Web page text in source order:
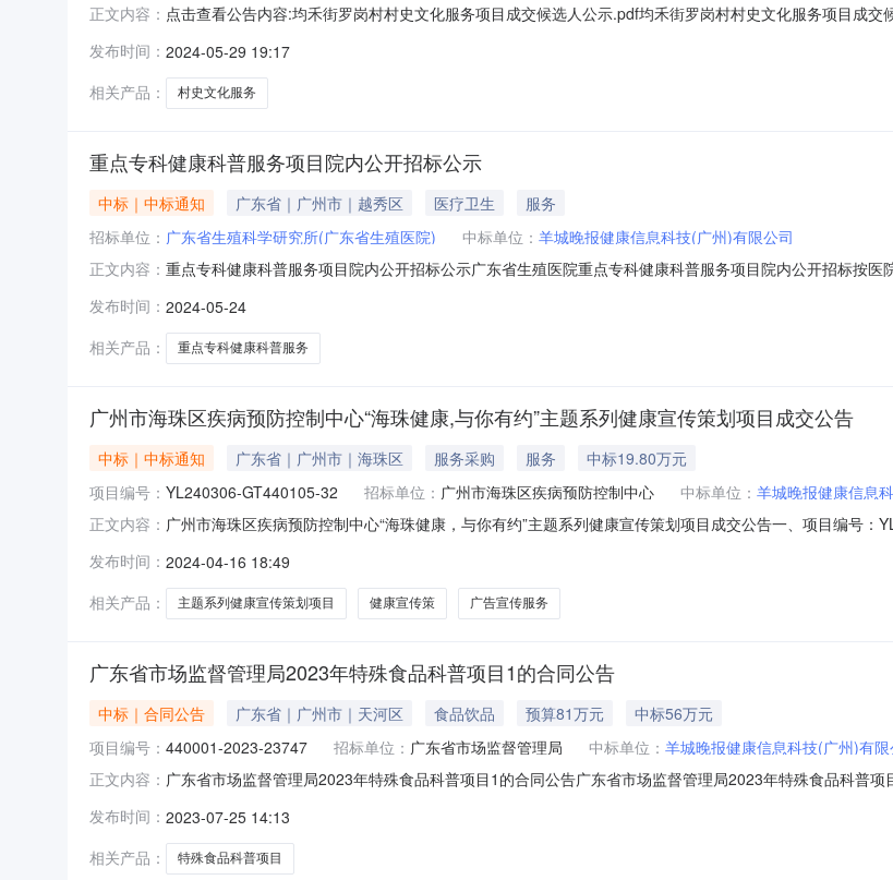
正文内容： 点击查看公告内容:均禾街罗岗村村史文化服务项目成交候选人公示.pdf均禾街罗岗村村史文化服务项目成
元，质量：合格，工期/交货期/服务期：489天；中标候选人第2名：广州唐王文化传播有限公司，投标报价
发布时间： 2024-05-29 19:17
相关产品：
村史文化服务
重点专科健康科普服务项目院内公开招标公示
中标｜中标通知 广东省｜广州市｜越秀区 医疗卫生
服务
招标单位： 广东省生殖科学研究所(广东省生殖医院) 中标单位： 羊城晚报健康信息科技(广州)有限公司
正文内容： 重点专科健康科普服务项目院内公开招标公示广东省生殖医院重点专科健康科普服务项目院内公开招标按
2.评审地点：广州市越秀区梅东路17号2号楼7楼小会议室3.评审小组：肖楠、**旭、张璟、蔡佳琪、伍嘉宝
标候选人羊城晚报健
发布时间： 2024-05-24
相关产品：
重点专科健康科普服务
广州市海珠区疾病预防控制中心“海珠健康,与你有约”主题系列健康宣传策划项目成交公告
中标｜中标通知 广东省｜广州市｜海珠区 服务采购 服务
中标19.80万元
项目编号： YL240306-GT440105-32 招标单位： 广州市海珠区疾病预防控制中心 中标单位： 羊城晚报健康信息
正文内容： 广州市海珠区疾病预防控制中心“海珠健康，与你有约”主题系列健康宣传策划项目成交公告一、项目编号
中315号自编1栋中标（成交）金额：19.8000000（万元）四、主要标的信息序号供应商名称服务名称服务
发布时间： 2024-04-16 18:49
相关产品：
主题系列健康宣传策划项目 健康宣传策 广告宣传服务
广东省市场监督管理局2023年特殊食品科普项目1的合同公告
中标｜合同公告 广东省｜广州市｜天河区 食品饮品 预算81万元
中标56万元
项目编号： 440001-2023-23747 招标单位： 广东省市场监督管理局 中标单位： 羊城晚报健康信息科技(广州)有限
正文内容： 广东省市场监督管理局2023年特殊食品科普项目1的合同公告广东省市场监督管理局2023年特殊食品科普
年特殊食品科普项目1三、项目编号GZSW23117FG2075四、项目名称2023年特殊食品科普项目五、合同主
发布时间： 2023-07-25 14:13
相关产品：
特殊食品科普项目